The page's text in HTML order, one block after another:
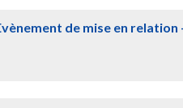
de mise en